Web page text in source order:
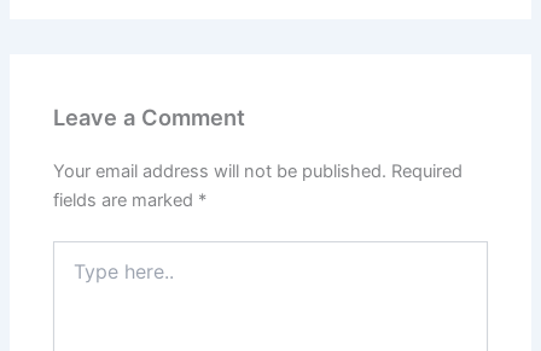
Leave a Comment
Your email address will not be published. Required
fields are marked *
here..